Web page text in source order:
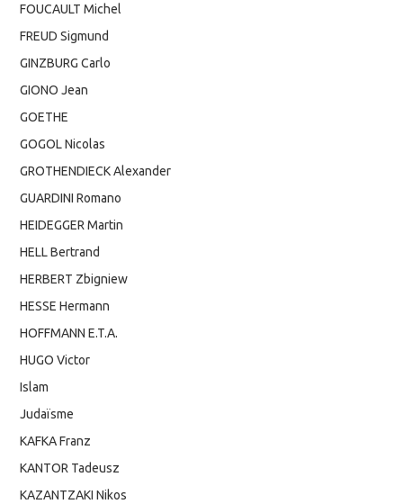
FOUCAULT Michel
FREUD Sigmund
GINZBURG Carlo
GIONO Jean
GOETHE
GOGOL Nicolas
GROTHENDIECK Alexander
GUARDINI Romano
HEIDEGGER Martin
HELL Bertrand
HERBERT Zbigniew
HESSE Hermann
HOFFMANN E.T.A.
HUGO Victor
Islam
Judaïsme
KAFKA Franz
KANTOR Tadeusz
KAZANTZAKI Nikos